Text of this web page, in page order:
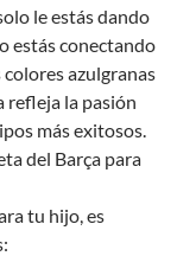
le estás dando
estás conectando
azulgranas
refleja la pasión
más exitosos.
del Barça para
tu hijo, es